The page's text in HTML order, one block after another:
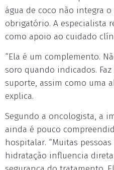
água de coco não integra
obrigatório. A especialista
como apoio ao cuidado
“Ela é um complemento.
soro quando indicados.
suporte, assim como uma
explica.
Segundo a oncologista, a
ainda é pouco
hospitalar. “Muitas
hidratação influencia